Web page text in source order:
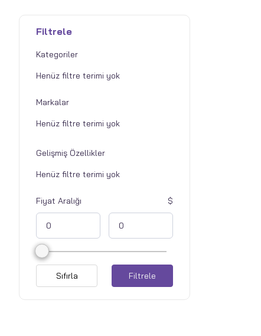
Filtrele
Kategoriler
Markalar
Gelişmiş Özellikler
Fiyat Aralığı
Filtrele
Sıfırla